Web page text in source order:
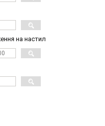
на настил